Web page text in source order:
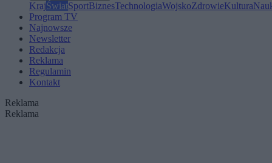
KrajŚwiatSportBiznesTechnologiaWojskoZdrowieKultura
Program TV
Najnowsze
Newsletter
Redakcja
Reklama
Regulamin
Kontakt
Reklama
Reklama